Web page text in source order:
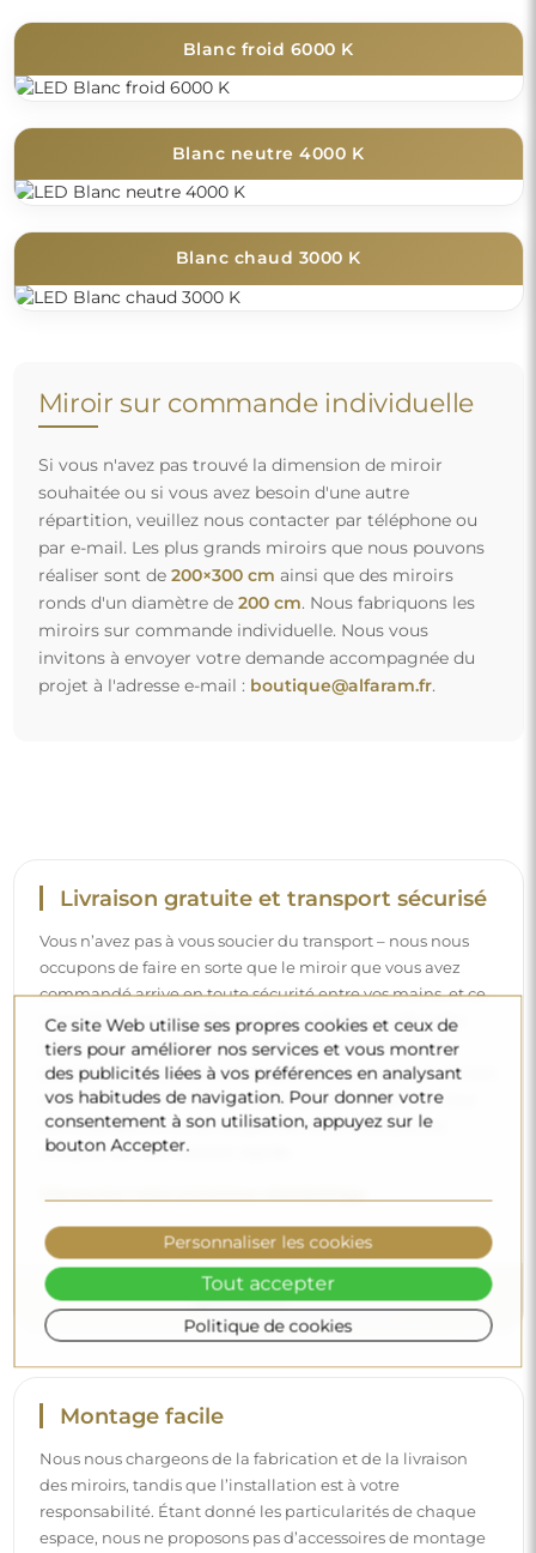
Blanc froid 6000 K
Blanc neutre 4000 K
Blanc chaud 3000 K
Miroir sur commande individuelle
Si vous n'avez pas trouvé la dimension de miroir
souhaitée ou si vous avez besoin d'une autre
répartition, veuillez nous contacter par téléphone ou
par e-mail. Les plus grands miroirs que nous pouvons
réaliser sont de 200×300 cm ainsi que des miroirs
ronds d'un diamètre de 200 cm. Nous fabriquons les
miroirs sur commande individuelle. Nous vous
invitons à envoyer votre demande accompagnée du
projet à l'adresse e-mail : boutique@alfaram.fr.
Livraison gratuite et transport sécurisé
Vous n’avez pas à vous soucier du transport – nous nous
occupons de faire en sorte que le miroir que vous avez
commandé arrive en toute sécurité entre vos mains, et ce,
complètement gratuitement. Nous disposons de notre
propre flotte de véhicules et de personnel formé, c’est
pourquoi nous pouvons vous garantir que le miroir arrivera
en parfait état, sans frais supplémentaires. Même si vous
commandez un miroir de grande taille, vous pouvez
compter sur une livraison rapide.
Montage facile
Nous nous chargeons de la fabrication et de la livraison
des miroirs, tandis que l’installation est à votre
responsabilité. Étant donné les particularités de chaque
espace, nous ne proposons pas d’accessoires de montage
Ce site Web utilise ses propres cookies et ceux de
tiers pour améliorer nos services et vous montrer
des publicités liées à vos préférences en analysant
vos habitudes de navigation. Pour donner votre
consentement à son utilisation, appuyez sur le
bouton Accepter.
Politique de cookies
Personnaliser les cookies
Tout accepter